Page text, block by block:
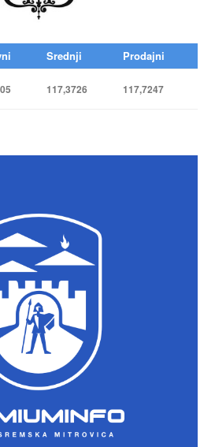
Srednji Prodajni
117,3726 117,7247